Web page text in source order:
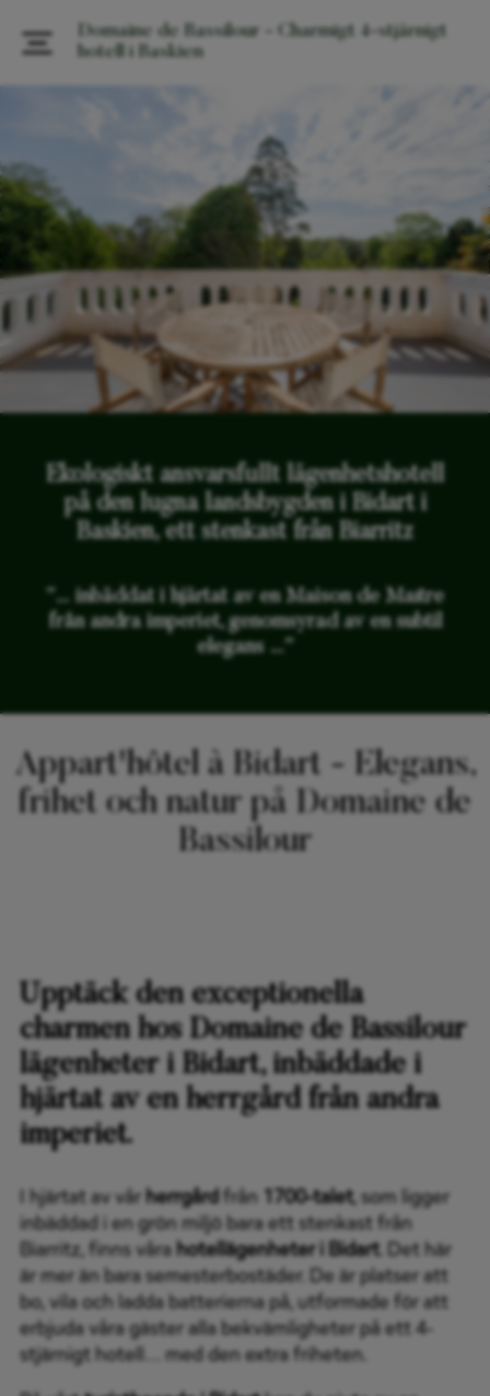
Domaine de Bassilour - Charmigt 4-stjärnigt
hotell i Baskien
Ekologiskt ansvarsfullt lägenhetshotell
på den lugna landsbygden i Bidart i
Baskien, ett stenkast från Biarritz
”… inbäddat i hjärtat av en Maison de Maître
från andra imperiet, genomsyrad av en subtil
elegans …”
Appart'hôtel à Bidart - Elegans,
frihet och natur på Domaine de
Bassilour
Upptäck den exceptionella
charmen hos Domaine de Bassilour
lägenheter i Bidart, inbäddade i
hjärtat av en herrgård från andra
imperiet.
I hjärtat av vår herrgårdfrån 1700-talet, som ligger
inbäddad i en grön miljö bara ett stenkast från
Biarritz, finns våra hotellägenheter i Bidart. Det här
är mer än bara semesterbostäder. De är platser att
bo, vila och ladda batterierna på, utformade för att
erbjuda våra gäster alla bekvämligheter på ett 4-
stjärnigt hotell… med den extra friheten.